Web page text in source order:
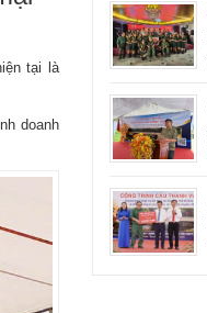
tại là
doanh